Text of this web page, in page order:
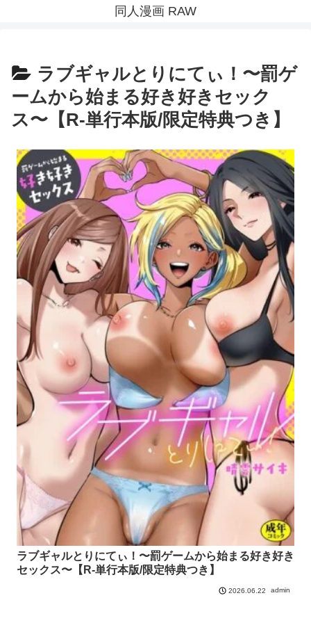
同人漫画 RAW
ラブギャルとりにてぃ！〜罰ゲ
ームから始まる好き好きセック
ス〜【R-単行本版/限定特典つき】
ラブギャルとりにてぃ！〜罰ゲームから始まる好き好き
セックス〜【R-単行本版/限定特典つき】
2026.06.22 admin